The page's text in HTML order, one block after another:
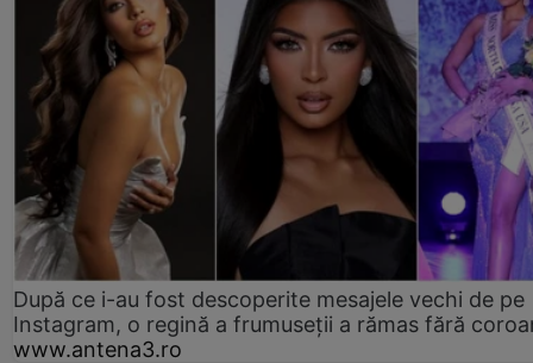
După ce i-au fost descoperite mesajele vechi de pe
Instagram, o regină a frumuseții a rămas fără
www.antena3.ro